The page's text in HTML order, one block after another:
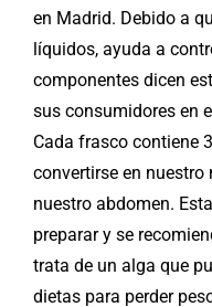
en Madrid. Debido a
líquidos, ayuda a
componentes dicen
sus consumidores en
Cada frasco contiene
convertirse en nuestro
nuestro abdomen.
preparar y se
trata de un alga que
dietas para perder